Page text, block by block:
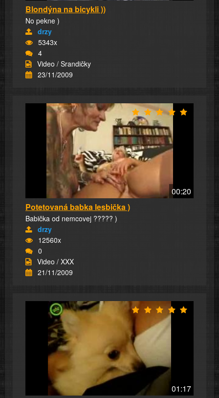
Blondýna na bicykli ))
No pekne )
drzy
5343x
4
Video / Srandičky
23/11/2009
00:20
Potetovaná babka lesbička )
Babička od nemcovej ????? )
drzy
12560x
0
Video / XXX
21/11/2009
01:17